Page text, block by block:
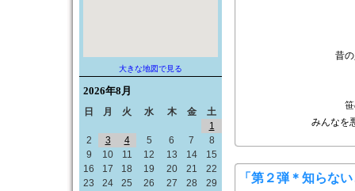
大きな地図で見る
2026年8月
日 月 火 水 木 金 土
1
2
3 4 5 6 7
8
9
10 11 12 13 14
15
16
17 18 19 20 21
22
23
24 25 26 27 28
29
昔
みんなを
「第２弾＊知らな